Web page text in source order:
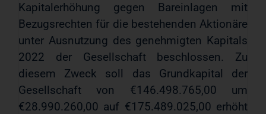
Kapitalerhöhung gegen Bareinlagen mit
Bezugsrechten für die bestehenden Aktionäre
unter Ausnutzung des genehmigten Kapitals
2022 der Gesellschaft beschlossen. Zu
diesem Zweck soll das Grundkapital der
Gesellschaft von €146.498.765,00 um
€28.990.260,00 auf €175.489.025,00 erhöht